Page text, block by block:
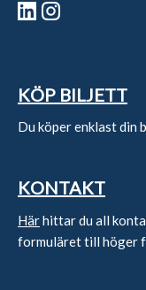
KÖP BILJETT
Du köper enklast din
KONTAKT
Härhittar du all
formuläret till höger